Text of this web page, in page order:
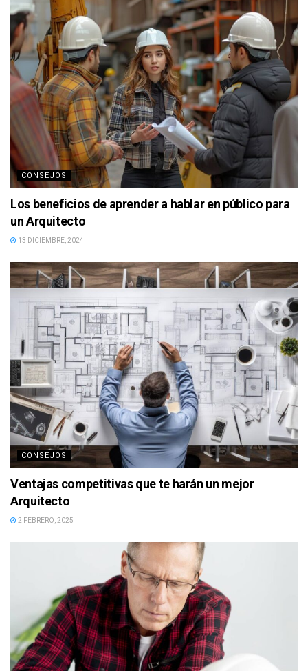
CONSEJOS
Los beneficios de aprender a hablar en público para
un Arquitecto
13 DICIEMBRE, 2024
CONSEJOS
Ventajas competitivas que te harán un mejor
Arquitecto
2 FEBRERO, 2025